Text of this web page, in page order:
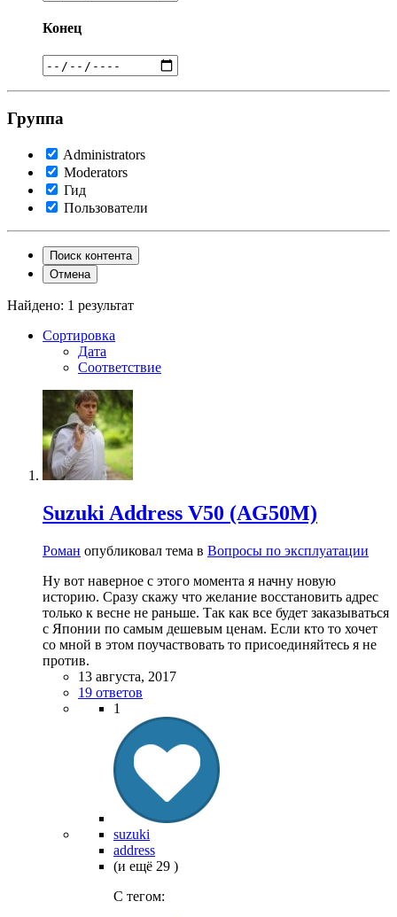
Конец
Группа
Administrators
Moderators
Гид
Пользователи
Поиск контента
Отмена
Найдено: 1 результат
Сортировка
Дата
Соответствие
Suzuki Address V50 (AG50M)
Роман опубликовал тема в Вопросы по эксплуатации
Ну вот наверное с этого момента я начну новую
историю. Сразу скажу что желание восстановить адрес
только к весне не раньше. Так как все будет заказываться
с Японии по самым дешевым ценам. Если кто то хочет
со мной в этом поучаствовать то присоединяйтесь я не
против.
13 августа, 2017
19 ответов
1
suzuki
address
(и ещё 29 )
C тегом: